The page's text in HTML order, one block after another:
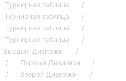
Турнирная таблица
Турнирная таблица
Турнирная таблица
Турнирная таблица
Высший Дивизион
Первый Дивизион
Второй Дивизион